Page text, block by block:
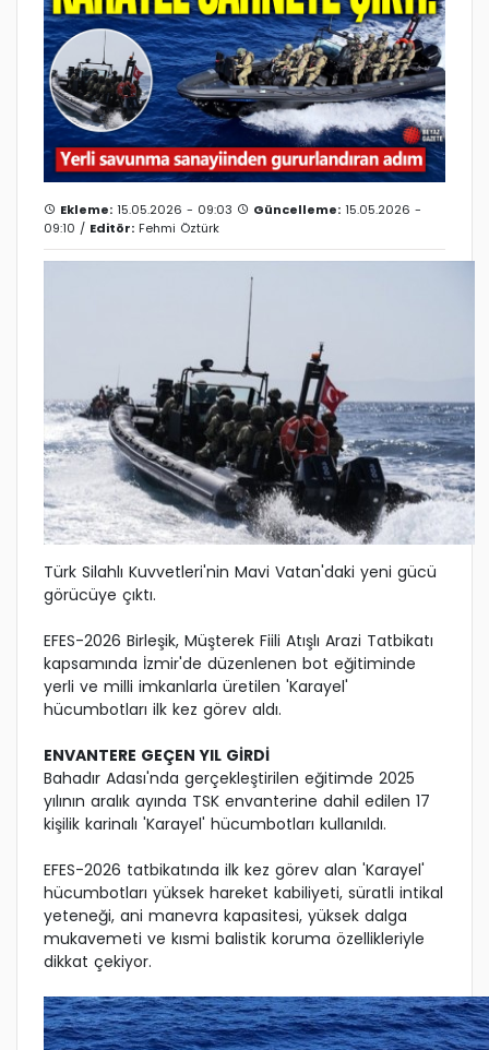
Ekleme: 15.05.2026 - 09:03 Güncelleme: 15.05.2026 -
09:10 / Editör: Fehmi Öztürk
Türk Silahlı Kuvvetleri'nin Mavi Vatan'daki yeni gücü
görücüye çıktı.
EFES-2026 Birleşik, Müşterek Fiili Atışlı Arazi Tatbikatı
kapsamında İzmir'de düzenlenen bot eğitiminde
yerli ve milli imkanlarla üretilen 'Karayel'
hücumbotları ilk kez görev aldı.
ENVANTERE GEÇEN YIL GİRDİ
Bahadır Adası'nda gerçekleştirilen eğitimde 2025
yılının aralık ayında TSK envanterine dahil edilen 17
kişilik karinalı 'Karayel' hücumbotları kullanıldı.
EFES-2026 tatbikatında ilk kez görev alan 'Karayel'
hücumbotları yüksek hareket kabiliyeti, süratli intikal
yeteneği, ani manevra kapasitesi, yüksek dalga
mukavemeti ve kısmi balistik koruma özellikleriyle
dikkat çekiyor.